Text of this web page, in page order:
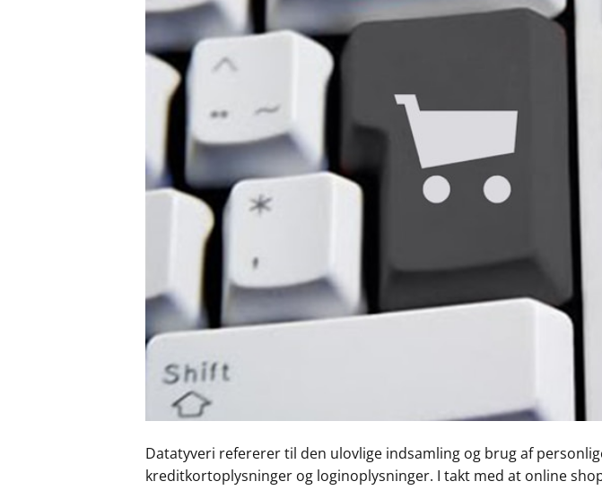
Datatyveri refererer til den ulovlige indsamling og brug af
kreditkortoplysninger og loginoplysninger. I takt med at online